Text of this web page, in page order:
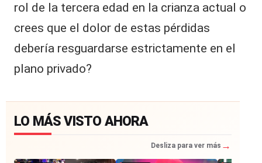
rol de la tercera edad en la crianza actual o
crees que el dolor de estas pérdidas
debería resguardarse estrictamente en el
plano privado?
LO MÁS VISTO AHORA
Desliza para ver más →